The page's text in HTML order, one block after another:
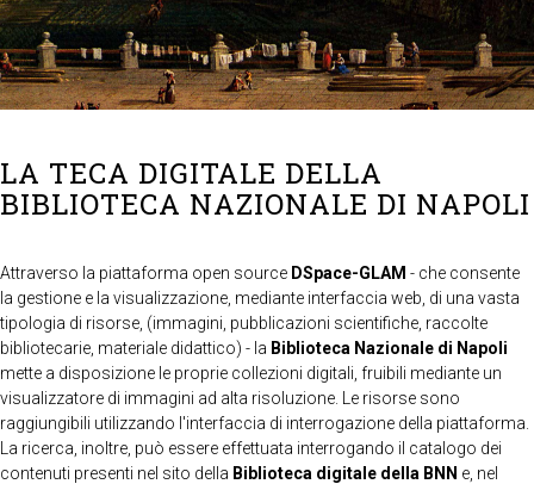
LA TECA DIGITALE DELLA
BIBLIOTECA NAZIONALE DI NAPOLI
Attraverso la piattaforma open source DSpace-GLAM - che consente
la gestione e la visualizzazione, mediante interfaccia web, di una vasta
tipologia di risorse, (immagini, pubblicazioni scientifiche, raccolte
bibliotecarie, materiale didattico) - la Biblioteca Nazionale di Napoli
mette a disposizione le proprie collezioni digitali, fruibili mediante un
visualizzatore di immagini ad alta risoluzione. Le risorse sono
raggiungibili utilizzando l'interfaccia di interrogazione della piattaforma.
La ricerca, inoltre, può essere effettuata interrogando il catalogo dei
contenuti presenti nel sito della Biblioteca digitale della BNN e, nel